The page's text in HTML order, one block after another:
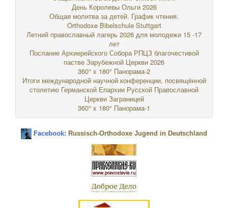
День Королевы Ольги 2026
Общая молитва за детей. График чтения.
Orthodoxe Bibelschule Stuttgart
Летний православный лагерь 2026 для молодежи 15 -17
лет
Послание Архиерейского Собора РПЦЗ благочестивой
пастве Зарубежной Церкви 2026
360° x 180° Панорама-2
Итоги международной научной конференции, посвящённой
столетию Германской Епархии Русской Православной
Церкви Заграницей
360° x 180° Панорама-1
Facebook: Russisch-Orthodoxe Jugend in Deutschland